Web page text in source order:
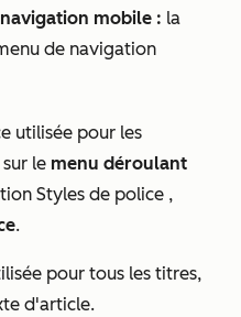
mobile : la
de navigation
utilisée pour les
le menu déroulant
Styles de police ,
.
pour tous les titres,
d'article.